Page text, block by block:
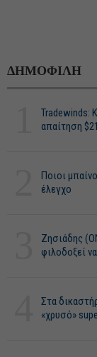
ΔΗΜΟΦΙΛΗ
Tradewinds:
απαίτηση
Ποιοι
έλεγχο
Ζησιάδης
φιλοδοξεί
Στα
«χρυσό»